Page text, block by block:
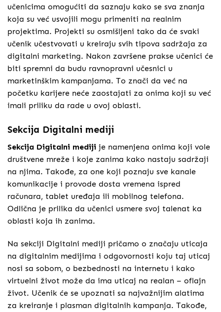
učenicima omogućiti da saznaju kako se sva znanja
koja su već usvojili mogu primeniti na realnim
projektima. Projekti su osmišljeni tako da će svaki
učenik učestvovati u kreiraju svih tipova sadržaja za
digitalni marketing. Nakon završene prakse učenici će
biti spremni da budu ravnopravni učesnici u
marketinškim kampanjama. To znači da već na
početku karijere neće zaostajati za onima koji su već
imali priliku da rade u ovoj oblasti.
Sekcija Digitalni mediji
Sekcija Digitalni mediji je namenjena onima koji vole
društvene mreže i koje zanima kako nastaju sadržaji
na njima. Takođe, za one koji poznaju sve kanale
komunikacije i provode dosta vremena ispred
računara, tablet uređaja ili mobilnog telefona.
Odlična je prilika da učenici usmere svoj talenat ka
oblasti koja ih zanima.
Na sekciji Digitalni mediji pričamo o značaju uticaja
na digitalnim medijima i odgovornosti koju taj uticaj
nosi sa sobom, o bezbednosti na internetu i kako
virtuelni život može da ima uticaj na realan – oflajn
život. Učenik će se upoznati sa najvažnijim alatima
za kreiranje i plasman digitalnih kampanja. Takođe,